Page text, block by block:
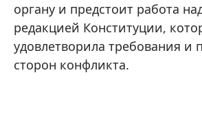
органу и предстоит работа
редакцией Конституции,
удовлетворила требования и
сторон конфликта.